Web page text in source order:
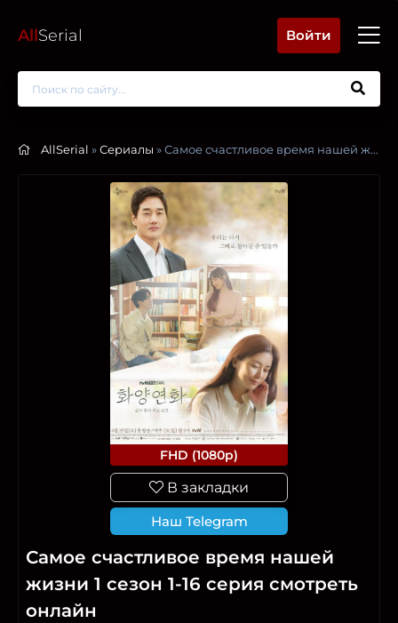
AllSerial Войти
AllSerial »Сериалы » Самое счастливое время нашей жизни
FHD (1080p)
В закладки
Наш Telegram
Самое счастливое время нашей
жизни 1 сезон 1-16 серия смотреть
онлайн